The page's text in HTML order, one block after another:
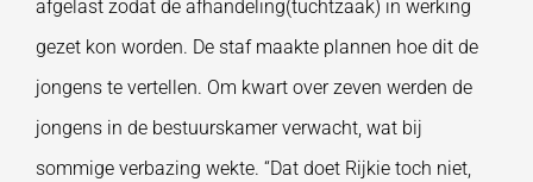
afgelast zodat de afhandeling(tuchtzaak) in werking
gezet kon worden. De staf maakte plannen hoe dit de
jongens te vertellen. Om kwart over zeven werden de
jongens in de bestuurskamer verwacht, wat bij
sommige verbazing wekte. “Dat doet Rijkie toch niet,